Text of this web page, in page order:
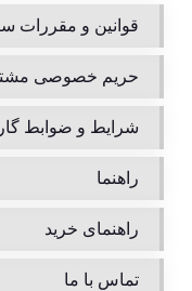
قوانین و مقررات
حریم خصوصی
شرایط و ضوابط
راهنما
راهنمای خرید
تماس با ما